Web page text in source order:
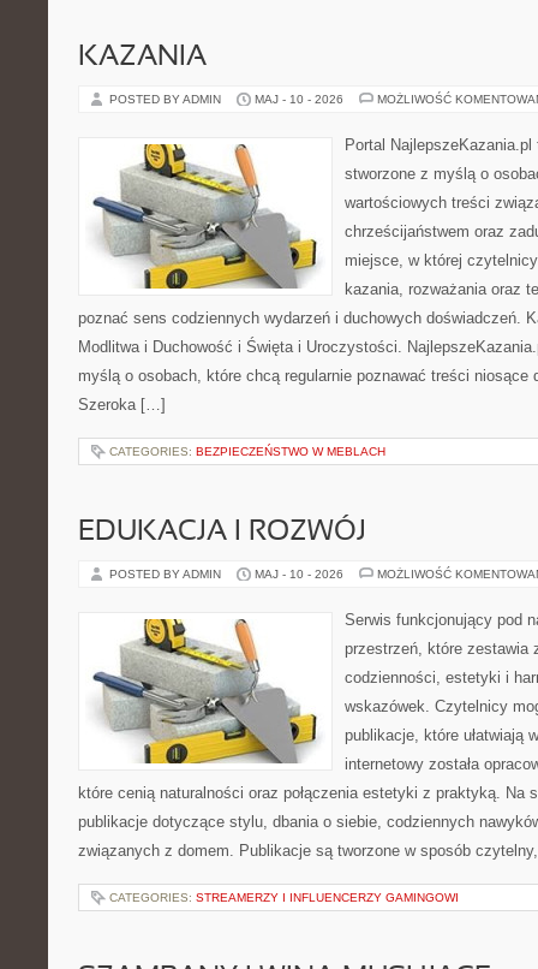
KAZANIA
POSTED BY ADMIN MAJ - 10 - 2026 MOŻLIWOŚĆ
Portal
stworzone z myślą o
wartościowych treści
chrześcijaństwem oraz
miejsce, w której
kazania, rozważania oraz
poznać sens codziennych wydarzeń i duchowych doświadczeń.
Modlitwa i Duchowość i Święta i Uroczystości.
myślą o osobach, które chcą regularnie poznawać treści niosące
Szeroka […]
CATEGORIES: BEZPIECZEŃSTWO W MEBLACH
EDUKACJA I ROZWÓJ
POSTED BY ADMIN MAJ - 10 - 2026 MOŻLIWOŚĆ
Serwis funkcjonujący pod
przestrzeń, które zestawia
codzienności, estetyki i
wskazówek. Czytelnicy
publikacje, które ułatwiają
internetowy została
które cenią naturalności oraz połączenia estetyki z praktyką. Na
publikacje dotyczące stylu, dbania o siebie, codziennych
związanych z domem. Publikacje są tworzone w sposób
CATEGORIES: STREAMERZY I INFLUENCERZY GAMINGOWI